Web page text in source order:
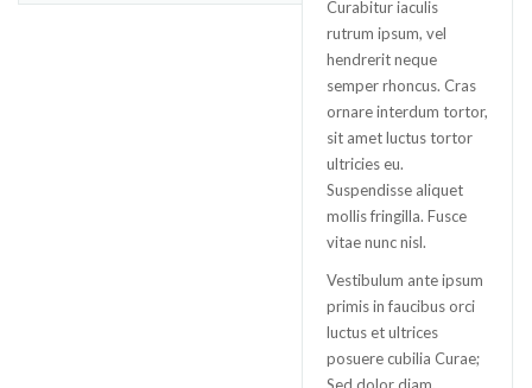
Curabitur iaculis
rutrum ipsum, vel
hendrerit neque
semper rhoncus. Cras
ornare interdum tortor,
sit amet luctus tortor
ultricies eu.
Suspendisse aliquet
mollis fringilla. Fusce
vitae nunc nisl.
Vestibulum ante ipsum
primis in faucibus orci
luctus et ultrices
posuere cubilia Curae;